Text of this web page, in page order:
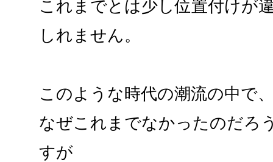
これまでとは少し位置付けが
しれません。
このような時代の潮流の中で
なぜこれまでなかったのだろ
すが